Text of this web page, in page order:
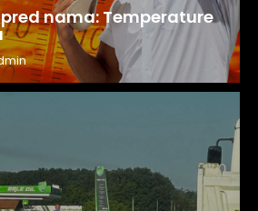
nama: Temperature